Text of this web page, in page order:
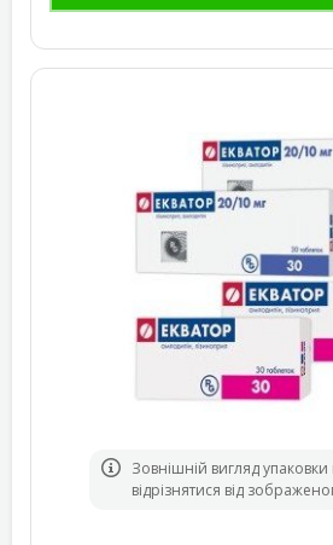
Зовнішній вигляд
відрізнятися від